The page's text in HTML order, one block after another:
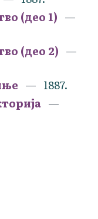
(део 1)
(део 2)
1887.